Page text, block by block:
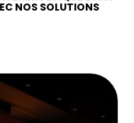
NOS SOLUTIONS